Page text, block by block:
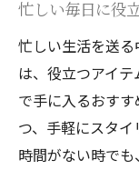
忙しい毎日に役
忙しい生活を送
は、役立つアイ
で手に入るおす
つ、手軽にスタ
時間がない時で